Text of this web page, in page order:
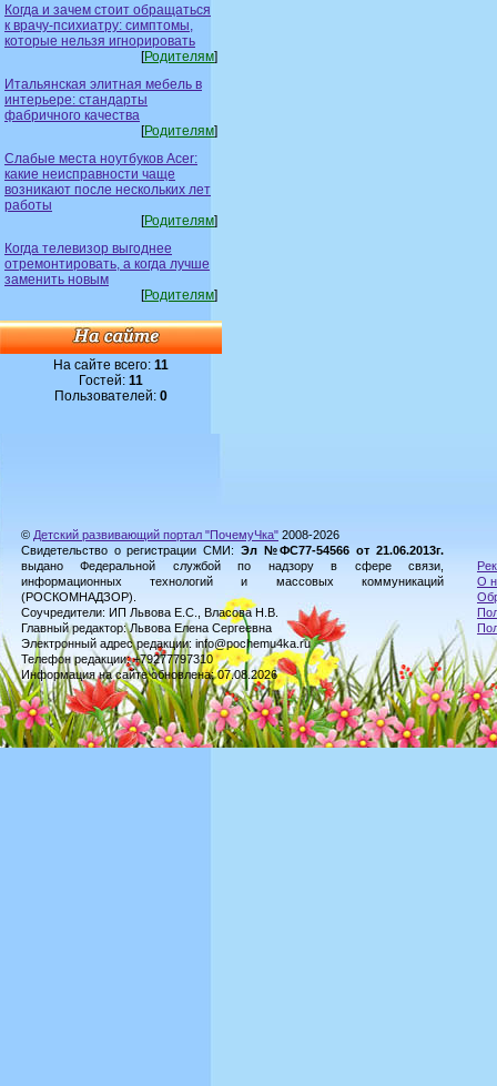
Когда и зачем стоит обращаться
к врачу-психиатру: симптомы,
которые нельзя игнорировать
[Родителям]
Итальянская элитная мебель в
интерьере: стандарты
фабричного качества
[Родителям]
Слабые места ноутбуков Acer:
какие неисправности чаще
возникают после нескольких лет
работы
[Родителям]
Когда телевизор выгоднее
отремонтировать, а когда лучше
заменить новым
[Родителям]
На сайте всего: 11
Гостей: 11
Пользователей: 0
© Детский развивающий портал "ПочемуЧка" 2008-2026
Свидетельство о регистрации СМИ: Эл №ФС77-54566 от 21.06.2013г.
выдано Федеральной службой по надзору в сфере связи,
информационных технологий и массовых коммуникаций
(РОСКОМНАДЗОР).
Соучредители: ИП Львова Е.С., Власова Н.В.
Главный редактор: Львова Елена Сергеевна
Электронный адрес редакции: info@pochemu4ka.ru
Телефон редакции: +79277797310
Информация на сайте обновлена: 07.08.2026
О